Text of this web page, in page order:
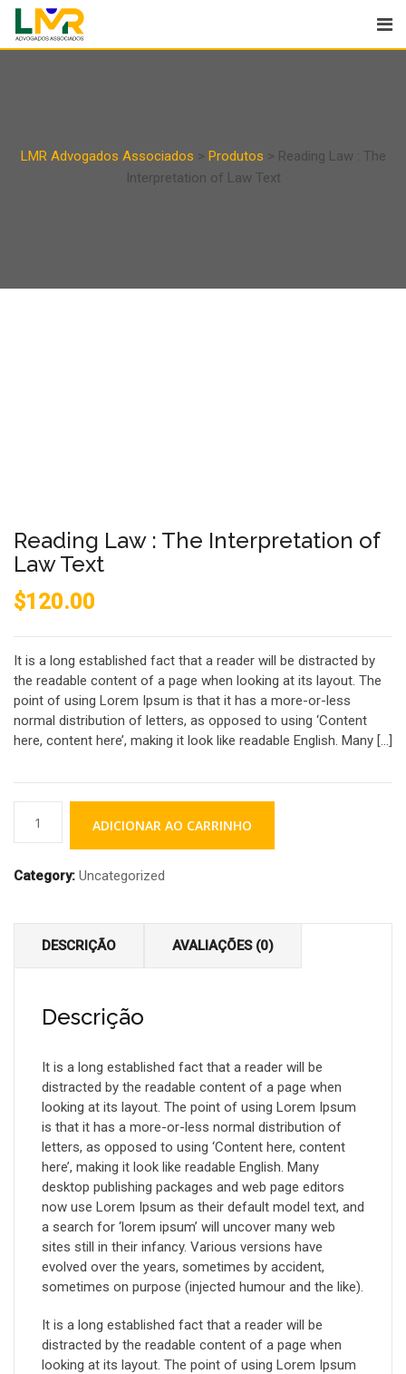
LMR Advogados Associados > Produtos > Reading Law : The
Interpretation of Law Text
Reading Law : The Interpretation of
Law Text
$120.00
It is a long established fact that a reader will be distracted by
the readable content of a page when looking at its layout. The
point of using Lorem Ipsum is that it has a more-or-less
normal distribution of letters, as opposed to using ‘Content
here, content here’, making it look like readable English. Many […]
ADICIONAR AO CARRINHO
Category: Uncategorized
DESCRIÇÃO AVALIAÇÕES (0)
Descrição
It is a long established fact that a reader will be
distracted by the readable content of a page when
looking at its layout. The point of using Lorem Ipsum
is that it has a more-or-less normal distribution of
letters, as opposed to using ‘Content here, content
here’, making it look like readable English. Many
desktop publishing packages and web page editors
now use Lorem Ipsum as their default model text, and
a search for ‘lorem ipsum’ will uncover many web
sites still in their infancy. Various versions have
evolved over the years, sometimes by accident,
sometimes on purpose (injected humour and the like).
It is a long established fact that a reader will be
distracted by the readable content of a page when
looking at its layout. The point of using Lorem Ipsum